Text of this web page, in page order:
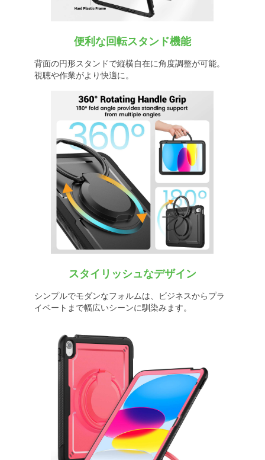
便利な回転スタンド機能
背面の円形スタンドで縦横自在に角度調整が可能。
視聴や作業がより快適に。
スタイリッシュなデザイン
シンプルでモダンなフォルムは、ビジネスからプラ
イベートまで幅広いシーンに馴染みます。